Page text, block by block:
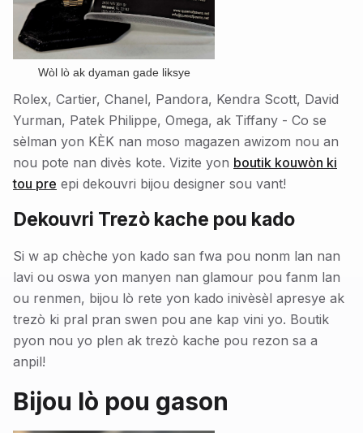
Wòl lò ak dyaman gade liksye
Rolex, Cartier, Chanel, Pandora, Kendra Scott, David
Yurman, Patek Philippe, Omega, ak Tiffany - Co se
sèlman yon KÈK nan moso magazen awizom nou an
nou pote nan divès kote. Vizite yon boutik kouwòn ki
tou pre epi dekouvri bijou designer sou vant!
Dekouvri Trezò kache pou kado
Si w ap chèche yon kado san fwa pou nonm lan nan
lavi ou oswa yon manyen nan glamour pou fanm lan
ou renmen, bijou lò rete yon kado inivèsèl apresye ak
trezò ki pral pran swen pou ane kap vini yo. Boutik
pyon nou yo plen ak trezò kache pou rezon sa a
anpil!
Bijou lò pou gason